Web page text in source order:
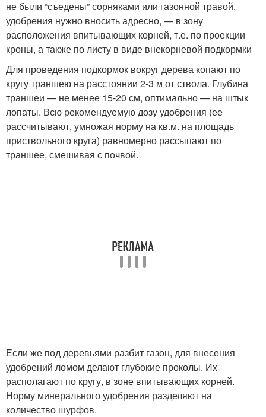
не были “съедены” сорняками или газонной травой,
удобрения нужно вносить адресно, — в зону
расположения впитывающих корней, т.е. по проекции
кроны, а также по листу в виде внекорневой подкормки
Для проведения подкормок вокруг дерева копают по
кругу траншею на расстоянии 2-3 м от ствола. Глубина
траншеи — не менее 15-20 см, оптимально — на штык
лопаты. Всю рекомендуемую дозу удобрения (ее
рассчитывают, умножая норму на кв.м. на площадь
приствольного круга) равномерно рассыпают по
траншее, смешивая с почвой.
Если же под деревьями разбит газон, для внесения
удобрений ломом делают глубокие проколы. Их
располагают по кругу, в зоне впитывающих корней.
Норму минерального удобрения разделяют на
количество шурфов.